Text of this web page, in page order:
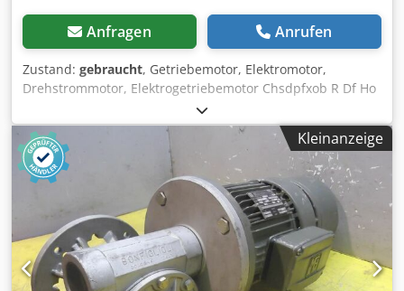
Anfragen Anrufen
Zustand: gebraucht, Getriebemotor, Elektromotor,
Drehstrommotor, Elektrogetriebemotor Chsdpfxob R Df Ho
Alcoa -Drehzahlen: 130 U/min -Leistung: 0,12 kW -Bauform:
B5 Winkel -Durchmesser Welle: Ø mm -Schutzart: IP 54 -
Gewicht: 5 kg
Kleinanzeige